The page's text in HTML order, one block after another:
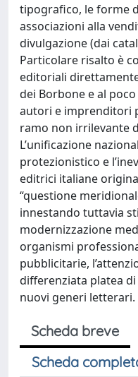
tipografico, le forme
associazioni alla
divulgazione (dai
Particolare risalto è
editoriali
dei Borbone e al
autori e imprenditori
ramo non irrilevante
L’unificazione
protezionistico e
editrici italiane
“questione
innestando tuttavia
modernizzazione
organismi
pubblicitarie,
differenziata platea
nuovi generi letterari.
Scheda breve
Scheda